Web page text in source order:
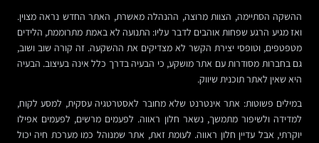
ההשקה הסתיימה, הצוות מרוצה, ההנהלה מאשרת, האתר החדש נראה מצוין.
ואז מגיע הרגע שפחות אוהבים לדבר עליו: התנועה לא באמת מתרוממת, הלידים
מטפטפים, וטופסי יצירת הקשר לא מצדיקים את ההשקעה. זה קורה שוב ושוב,
גם בחברות מסודרות עם אתר מושקע, כי הבעיה בדרך כלל אינה בעיצוב. הבעיה
היא שאין לאתר תוכנית שיווק.
במילים פשוטות: אתר אינטרנט שלא מחובר לאסטרטגיה עסקית, למסע לקוח,
למדידה ולשיפור מתמשך, נשאר חלון ראווה. לפעמים מרשים, לפעמים אפילו
יוקרתי, אבל עדיין חלון ראווה. לעומת זאת, אתר שמנוהל כמו מערכת חיה יכול